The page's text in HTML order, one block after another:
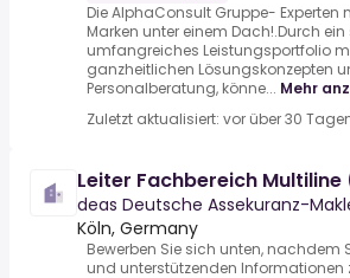
Die AlphaConsult Gruppe- Experten
Marken unter einem Dach!.Durch ein
umfangreiches Leistungsportfolio
ganzheitlichen Lösungskonzepten
Personalberatung, könne... Mehr
Zuletzt aktualisiert: vor über 30
Leiter Fachbereich
deas Deutsche Assekuranz-
Köln, Germany
Bewerben Sie sich unten, nachdem
und unterstützenden Informationen